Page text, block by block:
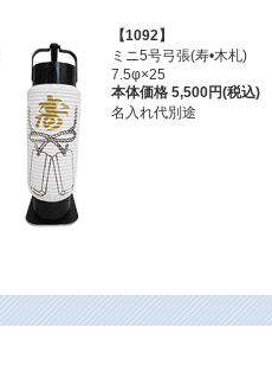
【1092】
ミニ5号弓張(寿•木札)
7.5φ×25
本体価格 5,500円(税込)
名入れ代別途